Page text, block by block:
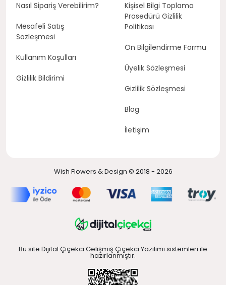
Nasıl Sipariş Verebilirim?
Mesafeli Satış
Sözleşmesi
Kullanım Koşulları
Gizlilik Bildirimi
Kişisel Bilgi Toplama
Prosedürü Gizlilik
Politikası
Ön Bilgilendirme Formu
Üyelik Sözleşmesi
Gizlilik Sözleşmesi
Blog
İletişim
Wish Flowers & Design © 2018 - 2026
Bu site Dijital Çiçekci Gelişmiş Çiçekci Yazılımı sistemleri ile
hazırlanmıştır.